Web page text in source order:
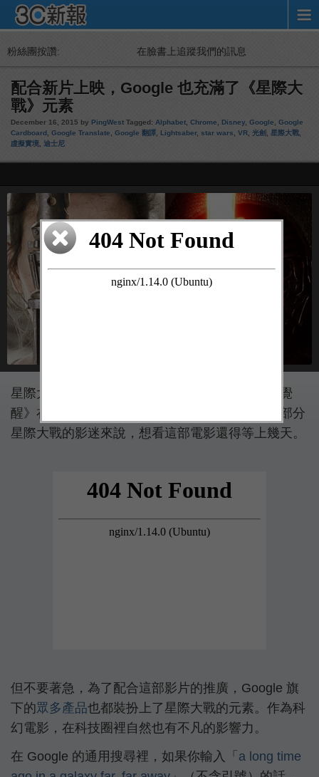
粉絲團按讚: 在臉書上追蹤我們的訊息
配合新片上映，Google 也充滿了《星際大
戰》元素
December 16, 2015 by PingWest Tagged: Alphabet Chrome Disney Google
Google
Cardboard Google Translate Google 翻譯 Lightsaber, star wars VR 光劍 星際大戰
虛擬實境 迪士尼
星際大戰系列電影的最新一集《星際大戰：原力覺
醒》在洛杉磯舉行了盛大了首映禮，不過對於大部分
星際大戰的影迷來說，想看這部電影還得等上幾天。
但不要著急，為了配合這部影片的推廣，Google 旗
下的眾多產品也都裝扮上了星際大戰的元素。作為科
幻電影，在科技圈裡自然也有不凡的影響力。
在 Google 的通用搜尋裡，如果你輸入「 a long time